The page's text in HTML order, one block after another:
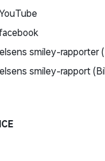
smiley-rapporter
smiley-rapport